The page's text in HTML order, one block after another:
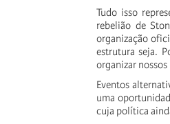
Tudo isso
rebelião de
organização
estrutura seja.
organizar
Eventos
uma
cuja política